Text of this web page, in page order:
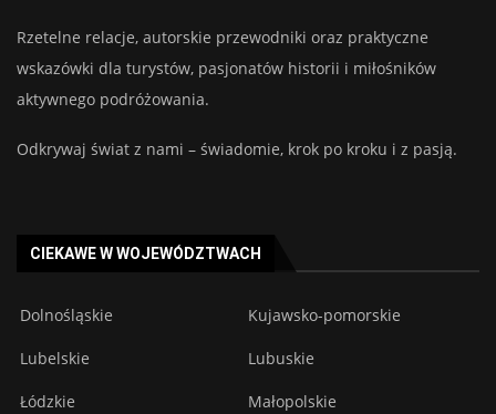
Rzetelne relacje, autorskie przewodniki oraz praktyczne
wskazówki dla turystów, pasjonatów historii i miłośników
aktywnego podróżowania.
Odkrywaj świat z nami – świadomie, krok po kroku i z pasją.
CIEKAWE W WOJEWÓDZTWACH
Dolnośląskie Kujawsko-pomorskie
Lubelskie Lubuskie
Łódzkie Małopolskie